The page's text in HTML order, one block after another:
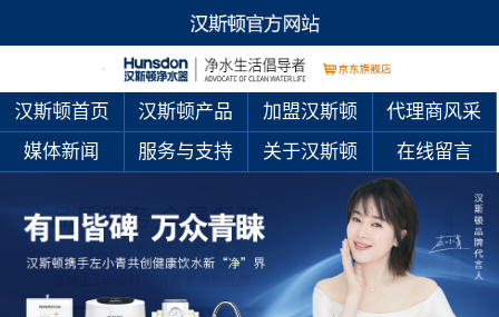
汉斯顿首页 汉斯顿产品 加盟汉斯顿
代理商风采
媒体新闻
服务与支持 关于汉斯顿 在线留言